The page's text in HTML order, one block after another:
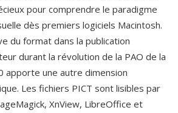
pour comprendre le paradigme
dès premiers logiciels Macintosh.
du format dans la publication
durant la révolution de la PAO de la
apporte une autre dimension
Les fichiers PICT sont lisibles par
XnView, LibreOffice et